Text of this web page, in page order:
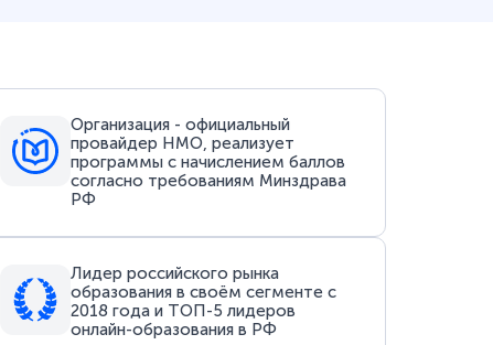
Организация - официальный
провайдер НМО, реализует
программы с начислением баллов
согласно требованиям Минздрава
РФ
Лидер российского рынка
образования в своём сегменте с
2018 года и ТОП-5 лидеров
онлайн-образования в РФ